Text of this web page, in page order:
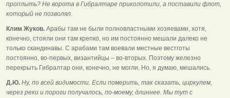
проплыть? Не ворота в Гибралтаре приколотили, а поставили флот,
который не позволял.
Клим Жуков. Арабы там не были полновластными хозяевами, хотя,
конечно, стояли они там крепко, но им постоянно мешали далеко не
только скандинавы. С арабами там воевали местные вестготы
постоянно, во-первых, византийцы – во-вторых. Поэтому железно
перекрыть Гибралтар они, конечно, не могли. Но, я думаю, мешались.
Д.Ю. Ну, по всей видимости. Если померить, так сказать, циркулем,
через реки и пороги получалось, по-моему, длиннее. Мы тут с